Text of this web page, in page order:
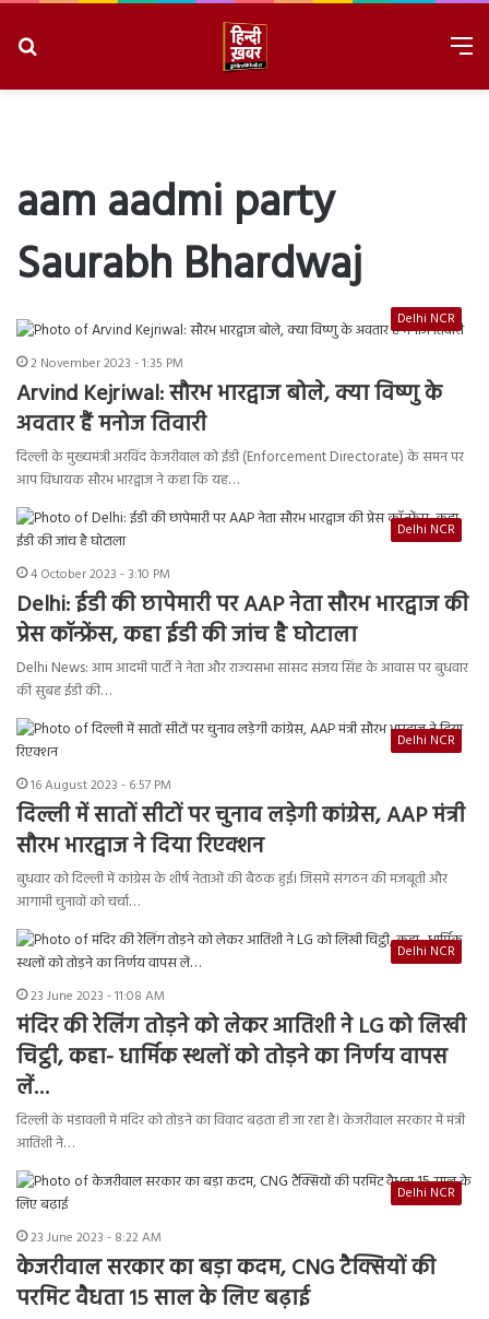
aam aadmi party
Saurabh Bhardwaj
Delhi NCR
2 November 2023 - 1:35 PM
Arvind Kejriwal: सौरभ भारद्वाज बोले, क्या विष्णु के
अवतार हैं मनोज तिवारी
दिल्ली के मुख्यमंत्री अरविंद केजरीवाल को ईडी (Enforcement Directorate) के समन पर
आप विधायक सौरभ भारद्वाज ने कहा कि यह…
Delhi NCR
4 October 2023 - 3:10 PM
Delhi: ईडी की छापेमारी पर AAP नेता सौरभ भारद्वाज की
प्रेस कॉन्फ्रेंस, कहा ईडी की जांच है घोटाला
Delhi News: आम आदमी पार्टी ने नेता और राज्यसभा सांसद संजय सिंह के आवास पर बुधवार
की सुबह ईडी की…
Delhi NCR
16 August 2023 - 6:57 PM
दिल्ली में सातों सीटों पर चुनाव लड़ेगी कांग्रेस, AAP मंत्री
सौरभ भारद्वाज ने दिया रिएक्शन
बुधवार को दिल्ली में कांग्रेस के शीर्ष नेताओं की बैठक हुई। जिसमें संगठन की मजबूती और
आगामी चुनावों को चर्चा…
Delhi NCR
23 June 2023 - 11:08 AM
मंदिर की रेलिंग तोड़ने को लेकर आतिशी ने LG को लिखी
चिट्ठी, कहा- धार्मिक स्थलों को तोड़ने का निर्णय वापस
लें…
दिल्ली के मंडावली में मंदिर को तोड़ने का विवाद बढ़ता ही जा रहा है। केजरीवाल सरकार में मंत्री
आतिशी ने…
Delhi NCR
23 June 2023 - 8:22 AM
केजरीवाल सरकार का बड़ा कदम, CNG टैक्सियों की
परमिट वैधता 15 साल के लिए बढ़ाई